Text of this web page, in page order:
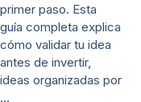
primer paso. Esta
guía completa explica
cómo validar tu idea
antes de invertir,
ideas organizadas por
…